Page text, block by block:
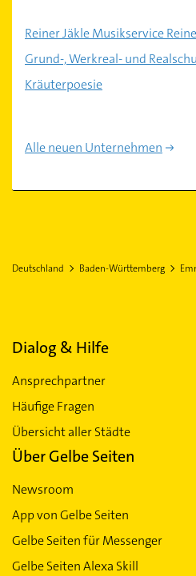
Reiner Jäkle Musikservice
Grund-, Werkreal- und
Kräuterpoesie
Alle neuen Unternehmen
Deutschland Baden-Württemberg
Dialog & Hilfe
Ansprechpartner
Häufige Fragen
Übersicht aller Städte
Über Gelbe Seiten
Newsroom
App von Gelbe Seiten
Gelbe Seiten für Messenger
Gelbe Seiten Alexa Skill